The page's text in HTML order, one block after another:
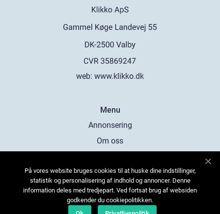
web: www.klikko.dk
Menu
Annonsering
Om oss
Kontakta oss
Sitemap
På vores website bruges cookies til at huske dine indstillinger,
statistik og personalisering af indhold og annoncer. Denne
information deles med tredjepart. Ved fortsat brug af websiden
godkender du cookiepolitikken.